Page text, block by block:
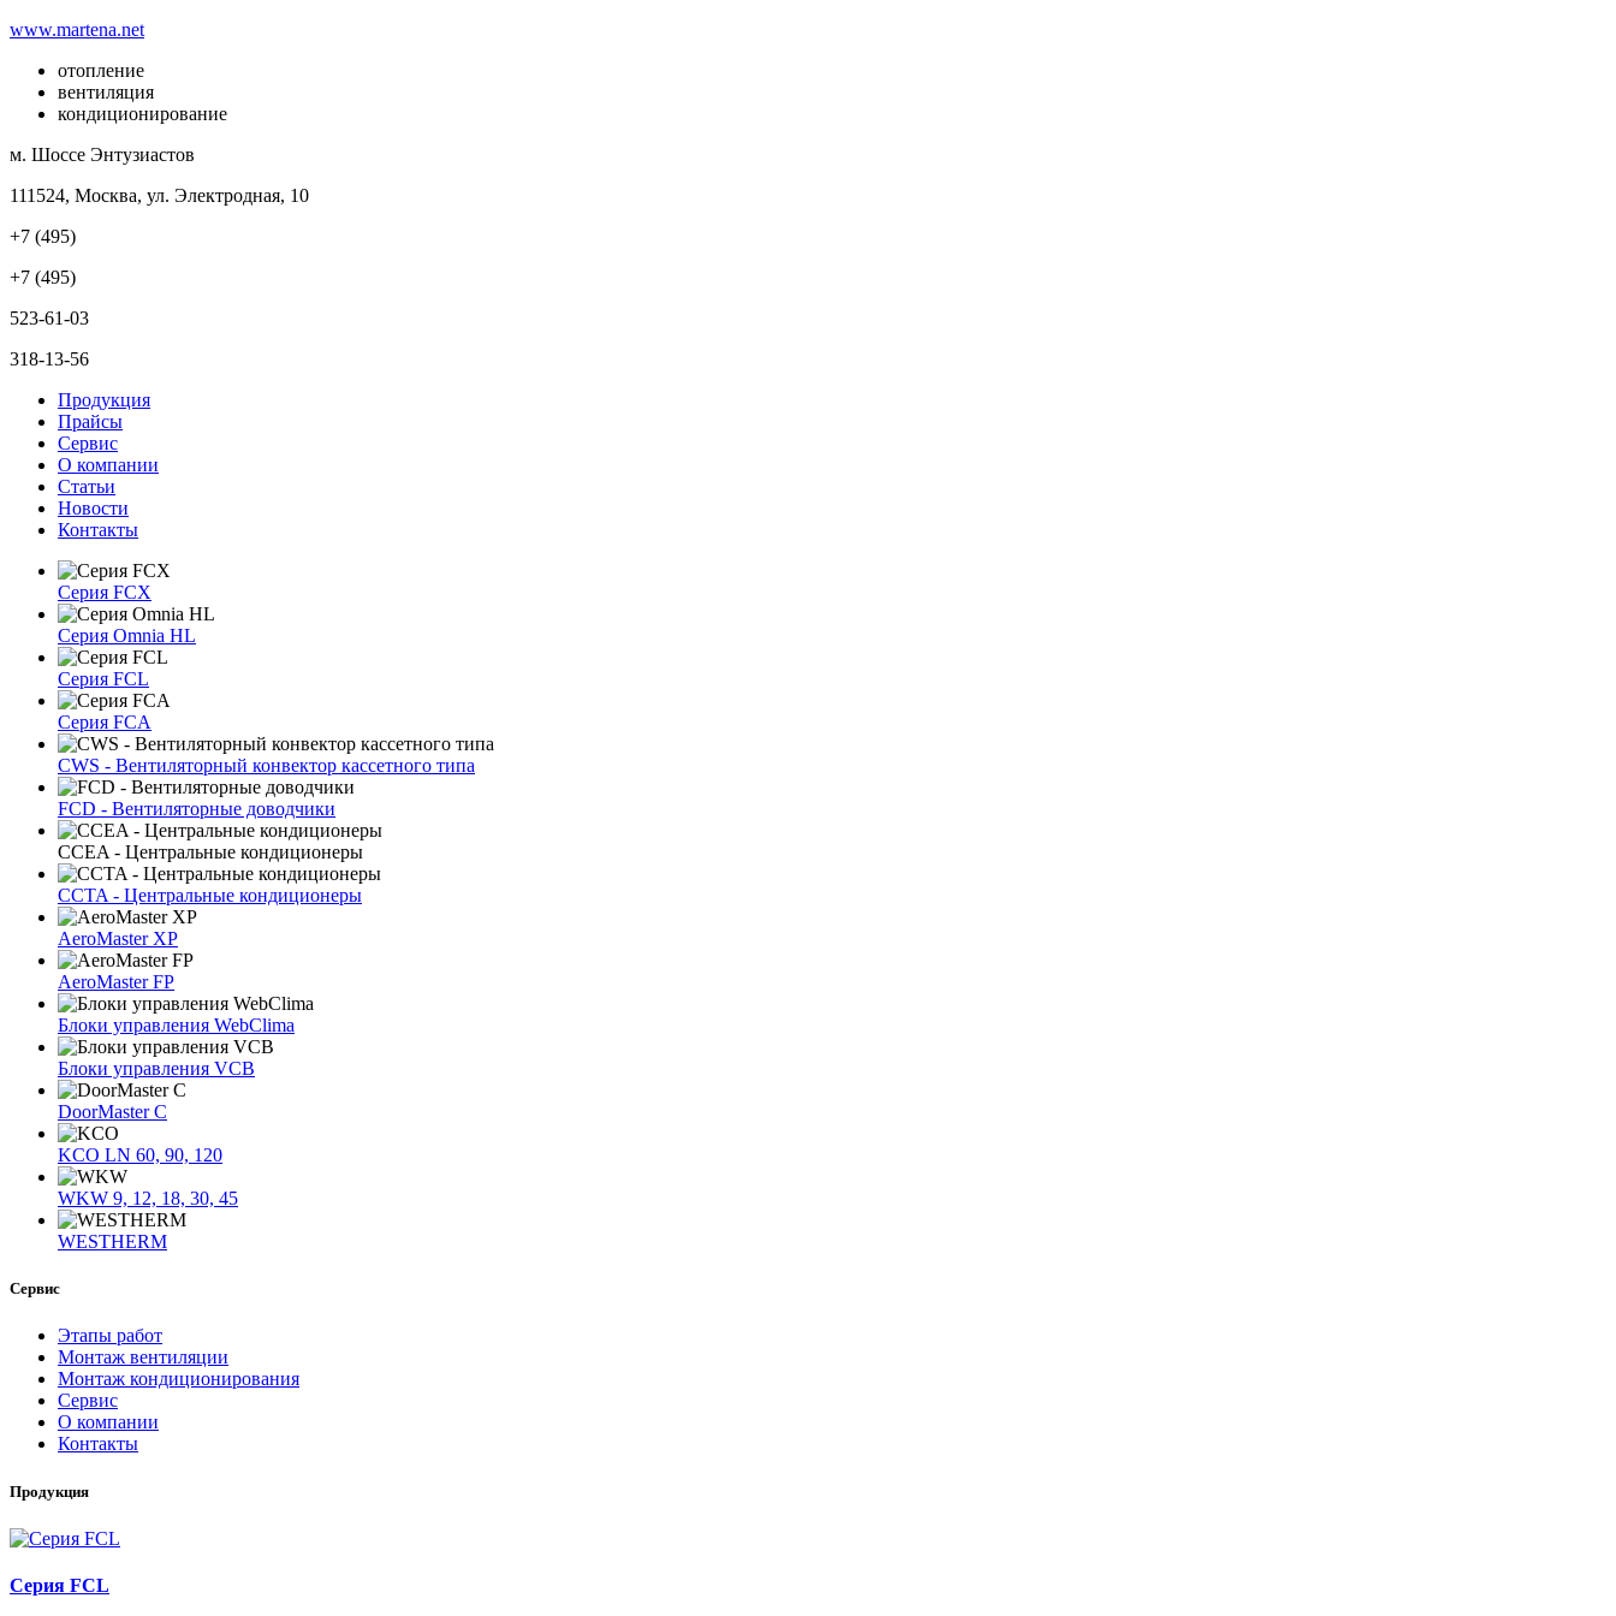
www.martena.net
отопление
вентиляция
кондиционирование
м. Шоссе Энтузиастов
111524, Москва, ул. Электродная, 10
+7 (495)
+7 (495)
523-61-03
318-13-56
Продукция
Прайсы
Сервис
О компании
Статьи
Новости
Контакты
Серия FCX
Серия Omnia HL
Серия FCL
Серия FCA
CWS - Вентиляторный конвектор кассетного типа
FCD - Вентиляторные доводчики
CCEA - Центральные кондиционеры
CCTA - Центральные кондиционеры
AeroMaster XP
AeroMaster FP
Блоки упрaвлeния WebClima
Блоки упрaвлeния VCB
DoorMaster C
KCO LN 60, 90, 120
WKW 9, 12, 18, 30, 45
WESTHERM
Сервис
Этапы работ
Монтаж вентиляции
Монтаж кондиционирования
Сервис
О компании
Контакты
Продукция
Серия FCL